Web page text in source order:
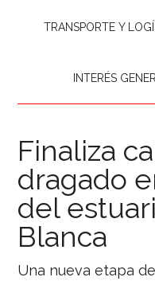
TRANSPORTE Y
INTERÉS
Finaliza
dragado
del
Blanca
Una nueva etapa